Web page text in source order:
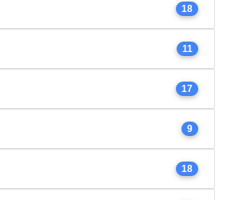
18
11
17
9
18